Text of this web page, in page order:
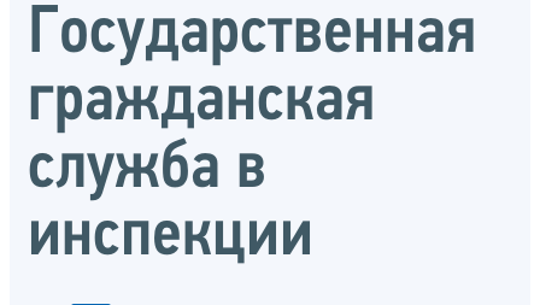
Государственная
гражданская
служба в
инспекции